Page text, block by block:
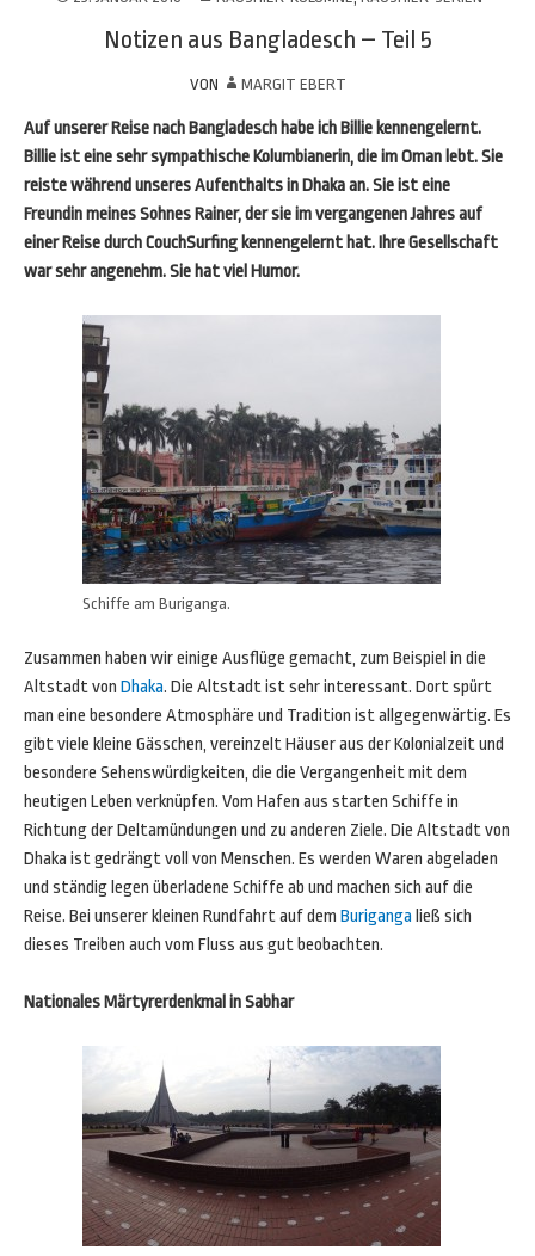
Notizen aus Bangladesch – Teil 5
VON MARGIT EBERT
Auf unserer Reise nach Bangladesch habe ich Billie kennengelernt.
Billie ist eine sehr sympathische Kolumbianerin, die im Oman lebt. Sie
reiste während unseres Aufenthalts in Dhaka an. Sie ist eine
Freundin meines Sohnes Rainer, der sie im vergangenen Jahres auf
einer Reise durch CouchSurfing kennengelernt hat. Ihre Gesellschaft
war sehr angenehm. Sie hat viel Humor.
Schiffe am Buriganga.
Zusammen haben wir einige Ausflüge gemacht, zum Beispiel in die
Altstadt von Dhaka. Die Altstadt ist sehr interessant. Dort spürt
man eine besondere Atmosphäre und Tradition ist allgegenwärtig. Es
gibt viele kleine Gässchen, vereinzelt Häuser aus der Kolonialzeit und
besondere Sehenswürdigkeiten, die die Vergangenheit mit dem
heutigen Leben verknüpfen. Vom Hafen aus starten Schiffe in
Richtung der Deltamündungen und zu anderen Ziele. Die Altstadt von
Dhaka ist gedrängt voll von Menschen. Es werden Waren abgeladen
und ständig legen überladene Schiffe ab und machen sich auf die
Reise. Bei unserer kleinen Rundfahrt auf dem Buriganga ließ sich
dieses Treiben auch vom Fluss aus gut beobachten.
Nationales Märtyrerdenkmal in Sabhar